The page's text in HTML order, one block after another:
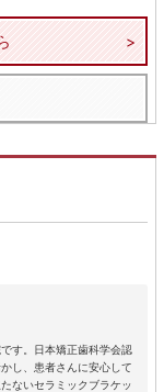
す。日本矯正歯科学会認
し、患者さんに安心して
ないセラミックブラケッ